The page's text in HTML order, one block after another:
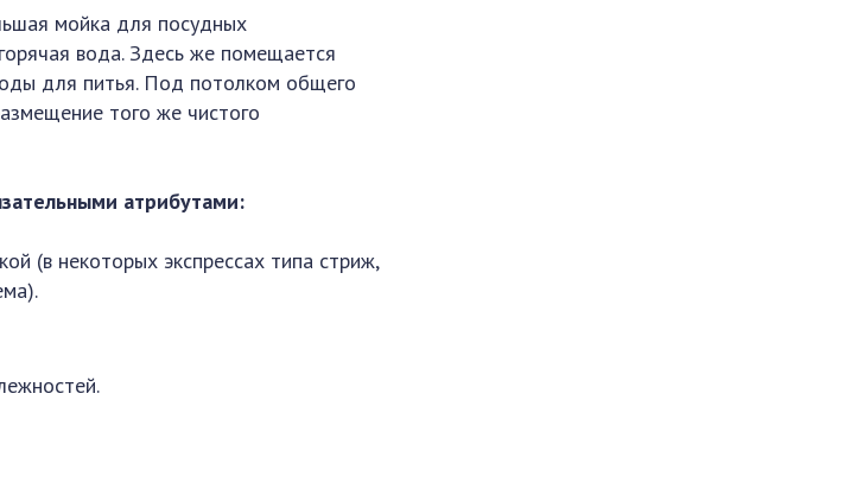
мойка для посудных
вода. Здесь же помещается
для питья. Под потолком общего
того же чистого
атрибутами:
(в некоторых экспрессах типа стриж,